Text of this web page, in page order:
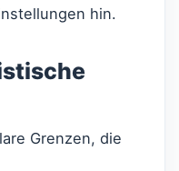
hin.
Grenzen, die